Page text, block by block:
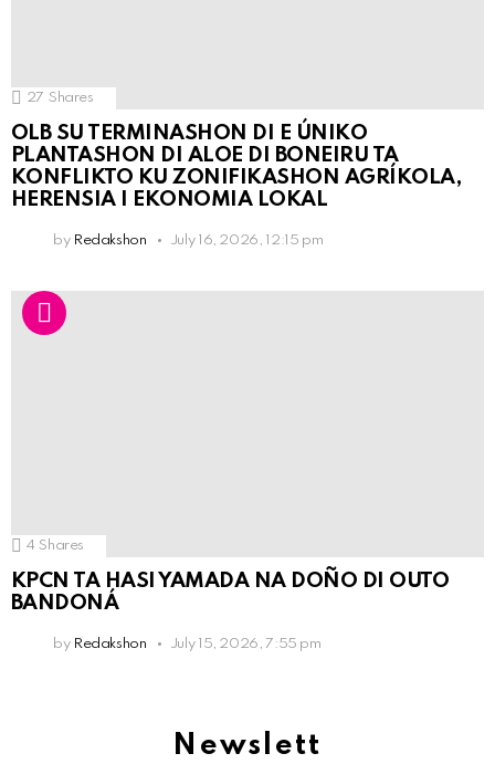
27 Shares
OLB SU TERMINASHON DI E ÚNIKO
PLANTASHON DI ALOE DI BONEIRU TA
KONFLIKTO KU ZONIFIKASHON AGRÍKOLA,
HERENSIA I EKONOMIA LOKAL
by Redakshon July 16, 2026, 12:15 pm
4 Shares
KPCN TA HASI YAMADA NA DOÑO DI OUTO
BANDONÁ
by Redakshon July 15, 2026, 7:55 pm
Newslett